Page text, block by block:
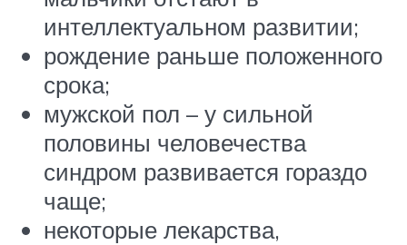
интеллектуальном развитии;
рождение раньше положенного
срока;
мужской пол – у сильной
половины человечества
синдром развивается гораздо
чаще;
некоторые лекарства,